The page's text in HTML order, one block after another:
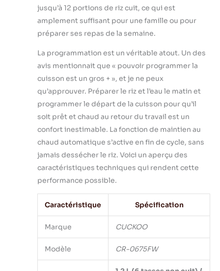
les personnes
occupées ou les
familles en
Cuisine simple :
équipée de la
technologie Fuzzy
cuiseur à riz
CUCKOO garantit
un riz parfaitement
cuit à chaque fois.
automatiquement
le temps de
cuisson et la
offrant des
supérieurs avec un
minimum d'effort.
jusqu’à 12 portions de riz cuit, ce qui est
amplement suffisant pour une famille ou pour
préparer ses repas de la semaine.
La programmation est un véritable atout. Un des
avis mentionnait que « pouvoir programmer la
cuisson est un gros + », et je ne peux
qu’approuver. Préparer le riz et l’eau le matin et
programmer le départ de la cuisson pour qu’il
soit prêt et chaud au retour du travail est un
confort inestimable. La fonction de maintien au
chaud automatique s’active en fin de cycle, sans
jamais dessécher le riz. Voici un aperçu des
caractéristiques techniques qui rendent cette
performance possible.
Caractéristique Spécification
Marque CUCKOO
Modèle CR-0675FW